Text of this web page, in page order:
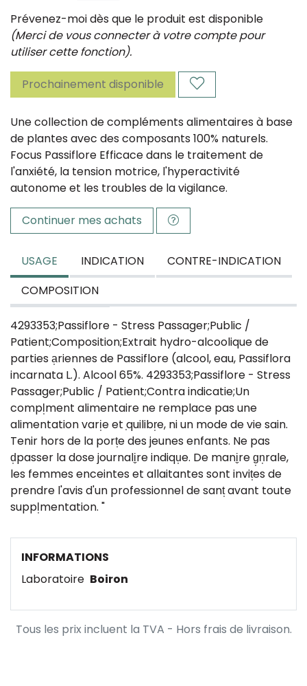
Prévenez-moi dès que le produit est disponible
(Merci de vous connecter à votre compte pour
utiliser cette fonction).
Prochainement disponible
Une collection de compléments alimentaires à base
de plantes avec des composants 100% naturels.
Focus Passiflore Efficace dans le traitement de
l'anxiété, la tension motrice, l'hyperactivité
autonome et les troubles de la vigilance.
Continuer mes achats
USAGE INDICATION
CONTRE-INDICATION
COMPOSITION
4293353;Passiflore - Stress Passager;Public /
Patient;Composition;Extrait hydro-alcoolique de
parties a̩riennes de Passiflore (alcool, eau, Passiflora
incarnata L.). Alcool 65%. 4293353;Passiflore - Stress
Passager;Public / Patient;Contra indicatie;Un
compl̩ment alimentaire ne remplace pas une
alimentation vari̩e et ̩quilibr̩e, ni un mode de vie sain.
Tenir hors de la port̩e des jeunes enfants. Ne pas
d̩passer la dose journali̬re indiqu̩e. De mani̬re g̩n̩rale,
les femmes enceintes et allaitantes sont invit̩es de
prendre l'avis d'un professionnel de sant̩ avant toute
suppl̩mentation. "
INFORMATIONS
Laboratoire Boiron
Tous les prix incluent la TVA - Hors frais de livraison.